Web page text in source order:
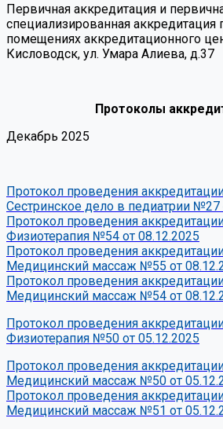
Первичная аккредитация и
специализированная аккредитация
помещениях аккредитационного
Кисловодск, ул. Умара Алиева, д.37
Протоколы
Декабрь 2025
Протокол проведения
Сестринское дело в педиатрии №27
Протокол проведения
Физиотерапия №54 от 08.12.2025
Протокол проведения
Медицинский массаж №55 от
Протокол проведения
Медицинский массаж №54 от
Протокол проведения
Физиотерапия №50 от 05.12.2025
Протокол проведения
Медицинский массаж №50 от
Протокол проведения
Медицинский массаж №51 от